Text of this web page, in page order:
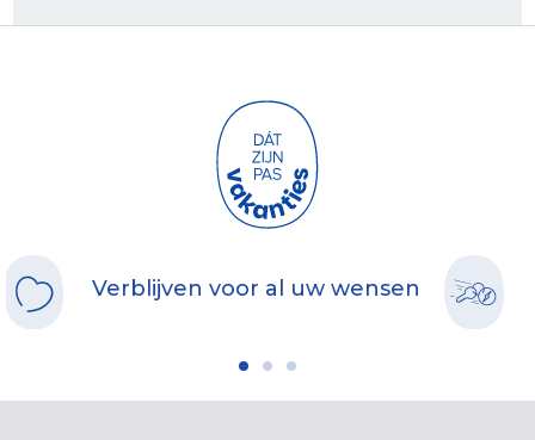
Verblijven voor al uw wensen